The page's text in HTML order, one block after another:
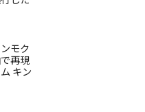
モク
再現
キン